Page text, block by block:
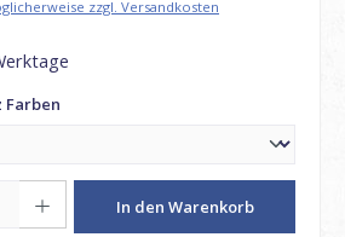
zzgl. Versandkosten
Farben
In den Warenkorb